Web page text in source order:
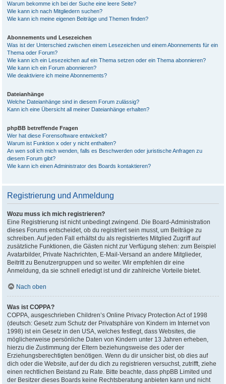
Warum bekomme ich bei der Suche eine leere Seite?
Wie kann ich nach Mitgliedern suchen?
Wie kann ich meine eigenen Beiträge und Themen finden?
Abonnements und Lesezeichen
Was ist der Unterschied zwischen einem Lesezeichen und einem Abonnements für ein
Thema oder Forum?
Wie kann ich ein Lesezeichen auf ein Thema setzen oder ein Thema abonnieren?
Wie kann ich ein Forum abonnieren?
Wie deaktiviere ich meine Abonnements?
Dateianhänge
Welche Dateianhänge sind in diesem Forum zulässig?
Kann ich eine Übersicht all meiner Dateianhänge erhalten?
phpBB betreffende Fragen
Wer hat diese Forensoftware entwickelt?
Warum ist Funktion x oder y nicht enthalten?
An wen soll ich mich wenden, falls es Beschwerden oder juristische Anfragen zu
diesem Forum gibt?
Wie kann ich einen Administrator des Boards kontaktieren?
Registrierung und Anmeldung
Wozu muss ich mich registrieren?
Eine Registrierung ist nicht unbedingt zwingend. Die Board-Administration
dieses Forums entscheidet, ob du registriert sein musst, um Beiträge zu
schreiben. Auf jeden Fall erhältst du als registriertes Mitglied Zugriff auf
zusätzliche Funktionen, die Gästen nicht zur Verfügung stehen: zum Beispiel
Avatarbilder, Private Nachrichten, E-Mail-Versand an andere Mitglieder,
Beitritt zu Benutzergruppen und so weiter. Wir empfehlen dir eine
Anmeldung, da sie schnell erledigt ist und dir zahlreiche Vorteile bietet.
Nach oben
Was ist COPPA?
COPPA, ausgeschrieben Children’s Online Privacy Protection Act of 1998
(deutsch: Gesetz zum Schutz der Privatsphäre von Kindern im Internet von
1998) ist ein Gesetz in den USA, welches festlegt, dass Websites, die
möglicherweise persönliche Daten von Kindern unter 13 Jahren erheben,
hierzu die Zustimmung der Eltern beziehungsweise des oder der
Erziehungsberechtigten benötigen. Wenn du dir unsicher bist, ob dies auf
dich oder die Website, auf der du dich zu registrieren versuchst, zutrifft, ziehe
einen rechtlichen Beistand zu Rate. Bitte beachte, dass phpBB Limited und
der Besitzer dieses Boards keine Rechtsberatung anbieten kann und nicht